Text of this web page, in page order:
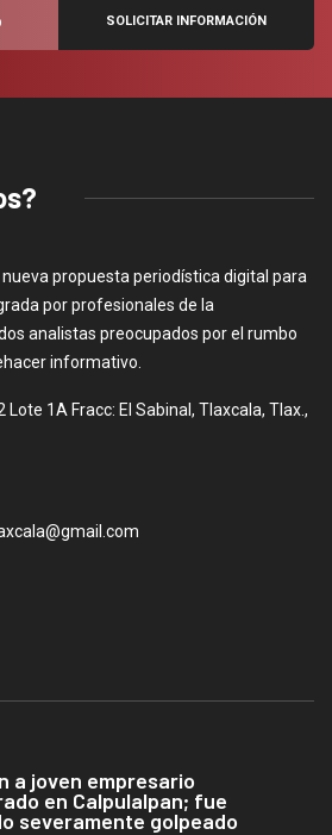
propuesta periodística digital para
por profesionales de la
analistas preocupados por el rumbo
informativo.
Lote 1A Fracc: El Sabinal, Tlaxcala, Tlax.,
a joven empresario
en Calpulalpan; fue
severamente golpeado